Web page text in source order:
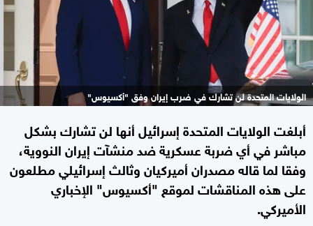
الولايات المتحدة لن تشارك في ضرب إيران وفق "أكسيوس"
أبلغت الولايات المتحدة إسرائيل أنها لن تشارك بشكل
مباشر في أي ضربة عسكرية ضد منشآت إيران النووية،
وفقا لما قاله مصدران أميركيان وثالث إسرائيلي مطلعون
على هذه المناقشات لموقع "أكسيوس" الإخباري
الأميركي.